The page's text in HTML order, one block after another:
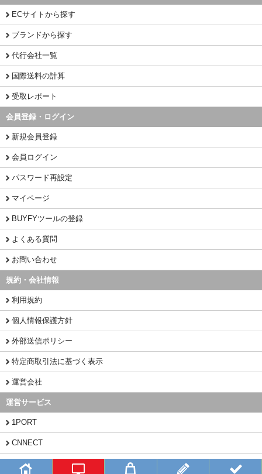
ECサイトから探す
ブランドから探す
代行会社一覧
国際送料の計算
受取レポート
会員登録・ログイン
新規会員登録
会員ログイン
パスワード再設定
マイページ
BUYFYツールの登録
よくある質問
お問い合わせ
規約・会社情報
利用規約
個人情報保護方針
外部送信ポリシー
特定商取引法に基づく表示
運営会社
運営サービス
1PORT
CNNECT
CHINAMART